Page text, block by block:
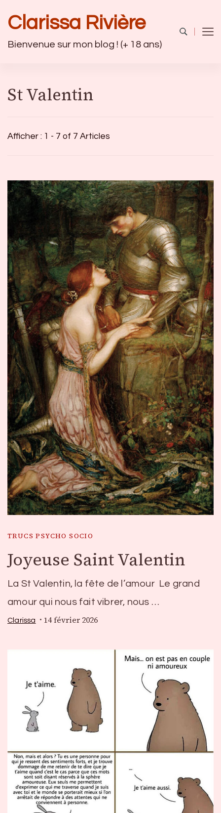
Clarissa Rivière
Bienvenue sur mon blog ! (+ 18 ans)
St Valentin
Afficher : 1 - 7 of 7 Articles
TRUCS PSYCHO SOCIO
Joyeuse Saint Valentin
La St Valentin, la fête de l’amour Le grand
amour qui nous fait vibrer, nous …
Clarissa 14 février 2026